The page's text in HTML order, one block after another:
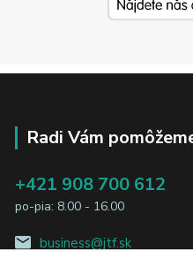
Radi Vám
+421 908 700 612
po-pia: 8.00 - 16.00
business@jtf.sk